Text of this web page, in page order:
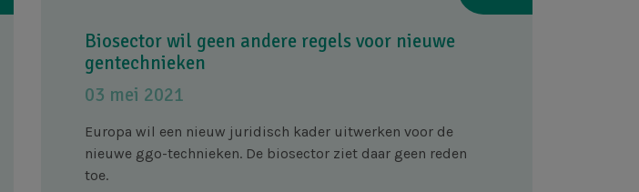
Biosector wil geen andere regels voor nieuwe
gentechnieken
03 mei 2021
Europa wil een nieuw juridisch kader uitwerken voor de
nieuwe ggo-technieken. De biosector ziet daar geen reden
toe.